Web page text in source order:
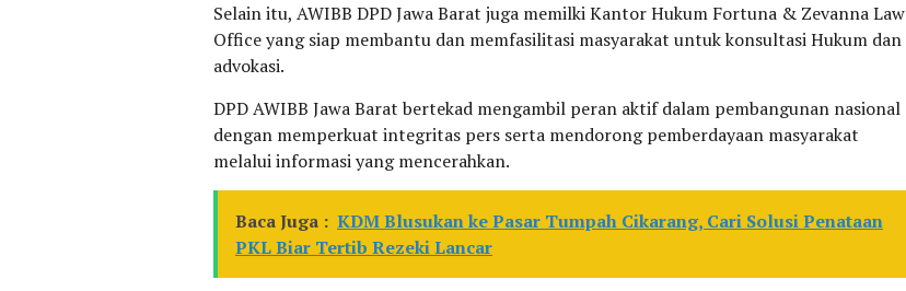
Selain itu, AWIBB DPD Jawa Barat juga memilki Kantor Hukum Fortuna & Zevanna Law
Office yang siap membantu dan memfasilitasi masyarakat untuk konsultasi Hukum dan
advokasi.
DPD AWIBB Jawa Barat bertekad mengambil peran aktif dalam pembangunan nasional
dengan memperkuat integritas pers serta mendorong pemberdayaan masyarakat
melalui informasi yang mencerahkan.
Baca Juga : KDM Blusukan ke Pasar Tumpah Cikarang, Cari Solusi Penataan
PKL Biar Tertib Rezeki Lancar